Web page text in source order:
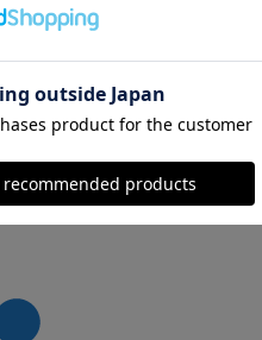
採用情報 メディアキット
All rights reserved.